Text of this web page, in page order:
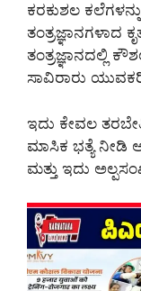
ಕರಕುಶಲ
ತಂತ್ರಜ್ಞಾನಗಳಾದ
ತಂತ್ರಜ್ಞಾನದಲ್ಲಿ
ಸಾವಿರಾರು
ಇದು ಕೇವಲ
ಮಾಸಿಕ ಭತ್ಯೆ ನೀಡಿ
ಮತ್ತು ಇದು